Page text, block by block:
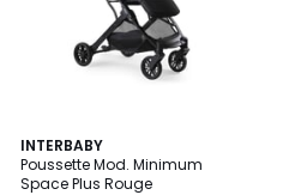
INTERBABY
Poussette Mod. Minimum
Space Plus Rouge